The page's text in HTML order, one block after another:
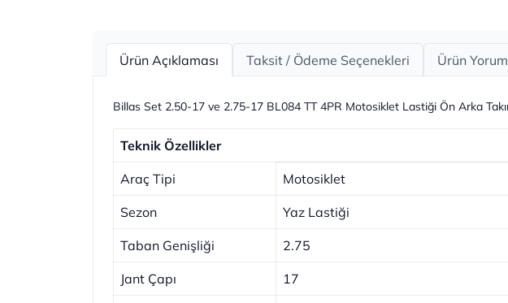
Ürün Açıklaması Taksit / Ödeme Seçenekleri Ürün
Billas Set 2.50-17 ve 2.75-17 BL084 TT 4PR Motosiklet Lastiği Ön Arka
Teknik Özellikler
Araç Tipi Motosiklet
Sezon Yaz Lastiği
Taban Genişliği 2.75
Jant Çapı 17